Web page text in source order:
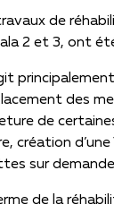
de
2 et 3, ont
des
de
création
sur
de la